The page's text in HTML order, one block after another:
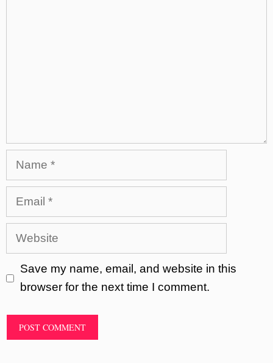
Name
Email
Website
Save my name, email, and website in this
browser for the next time I comment.